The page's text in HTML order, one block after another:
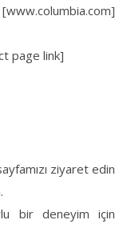
page link]
ziyaret edin
bir deneyim için